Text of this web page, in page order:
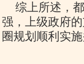
综上所述，
强，上级政府
圈规划顺利实